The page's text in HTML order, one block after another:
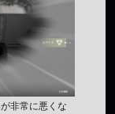
非常に悪くな